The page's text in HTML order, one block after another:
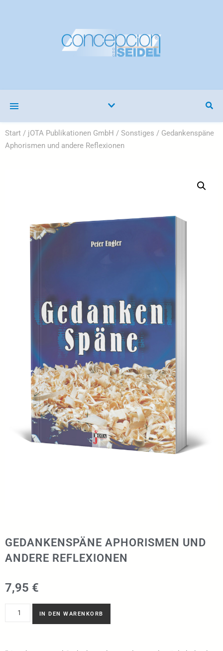
Start / jOTA Publikationen GmbH / Sonstiges / Gedankenspäne
Aphorismen und andere Reflexionen
GEDANKENSPÄNE APHORISMEN UND
ANDERE REFLEXIONEN
7,95 €
IN DEN WARENKORB